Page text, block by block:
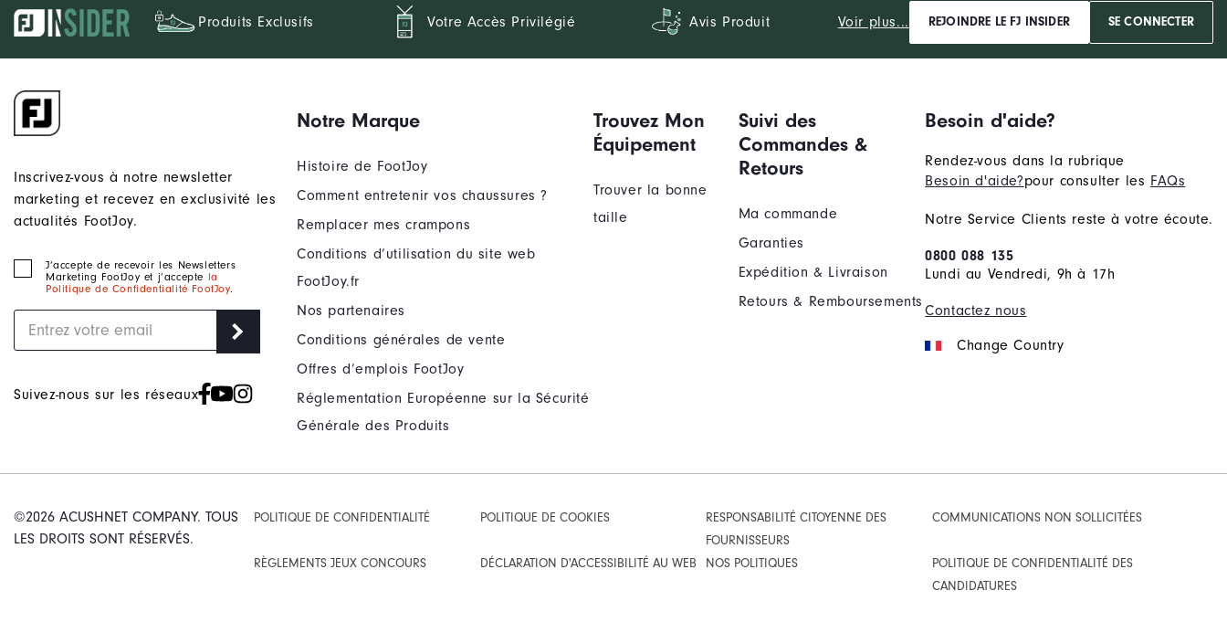
Produits Exclusifs Votre Accès Privilégié Avis Produit Voir plus... REJOINDRE LE FJ INSIDER SE CONNECTER
Inscrivez-vous à notre newsletter
marketing et recevez en exclusivité les
actualités FootJoy.
J‘accepte de recevoir les Newsletters
Marketing FootJoy et j’accepte
la
Politique de Confidentialité FootJoy.
Suivez-nous sur les réseaux
Notre Marque
Histoire de FootJoy
Comment entretenir vos chaussures ?
Remplacer mes crampons
Conditions d’utilisation du site web
FootJoy.fr
Nos partenaires
Conditions générales de vente
Offres d’emplois FootJoy
Réglementation Européenne sur la Sécurité
Générale des Produits
Trouvez Mon
Équipement
Trouver la bonne
taille
Suivi des
Commandes &
Retours
Ma commande
Garanties
Expédition & Livraison
Retours & Remboursements
Besoin d'aide?
Rendez-vous dans la rubrique
Besoin d'aide?pour consulter les FAQs
Notre Service Clients reste à votre écoute.
0800 088 135
Lundi au Vendredi, 9h à 17h
Contactez nous
Change Country
©2026 ACUSHNET COMPANY. TOUS
LES DROITS SONT RÉSERVÉS.
POLITIQUE DE CONFIDENTIALITÉ POLITIQUE DE COOKIES
RESPONSABILITÉ CITOYENNE DES
FOURNISSEURS
COMMUNICATIONS NON SOLLICITÉES
RÈGLEMENTS JEUX CONCOURS DÉCLARATION D'ACCESSIBILITÉ AU WEB NOS POLITIQUES
POLITIQUE DE CONFIDENTIALITÉ DES
CANDIDATURES